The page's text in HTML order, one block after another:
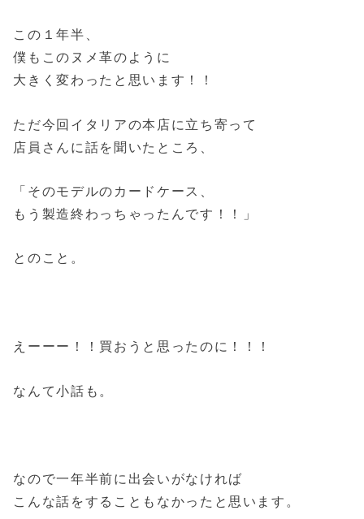
この１年半、
僕もこのヌメ革のように
大きく変わったと思います！！
ただ今回イタリアの本店に立ち寄って
店員さんに話を聞いたところ、
「そのモデルのカードケース、
もう製造終わっちゃったんです！！」
とのこと。
えーーー！！買おうと思ったのに！！！
なんて小話も。
なので一年半前に出会いがなければ
こんな話をすることもなかったと思います。